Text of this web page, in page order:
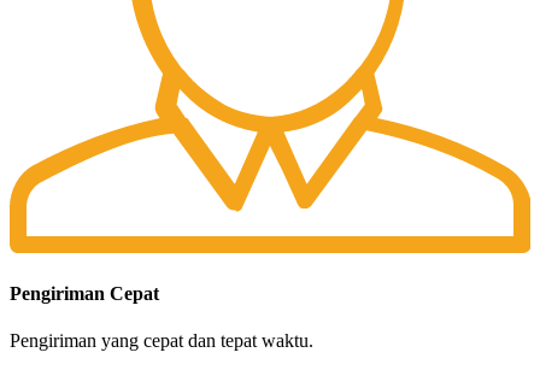
Pengiriman Cepat
Pengiriman yang cepat dan tepat waktu.